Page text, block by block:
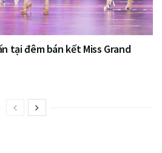
tại đêm bán kết Miss Grand